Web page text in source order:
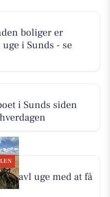
boliger er
i Sunds - se
i Sunds siden
travl uge med at få